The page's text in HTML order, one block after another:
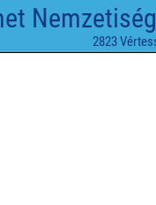
2823